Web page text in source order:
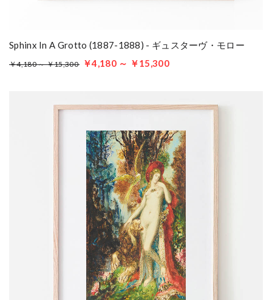
Sphinx In A Grotto (1887-1888) - ギュスターヴ・モロー
￥4,180 ～ ￥15,300 ￥4,180 ～ ￥15,300